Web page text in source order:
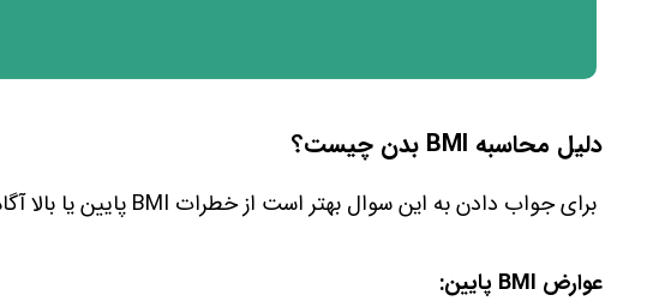
دلیل محاسبه BMI بدن چیست؟
برای جواب دادن به این سوال بهتر است از خطرات BMI پایین یا بالا آگاه باشید:
عوارض BMI پایین: